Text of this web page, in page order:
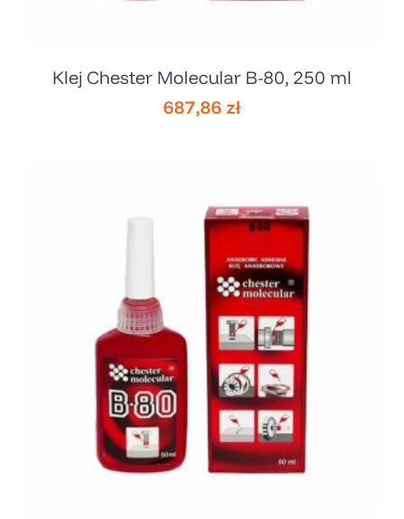
Klej Chester Molecular B-80, 250 ml
687,86 zł